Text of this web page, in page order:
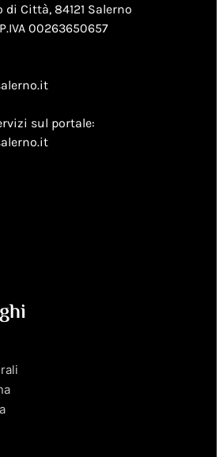
di Città, 84121 Salerno
00263650657
sul portale: